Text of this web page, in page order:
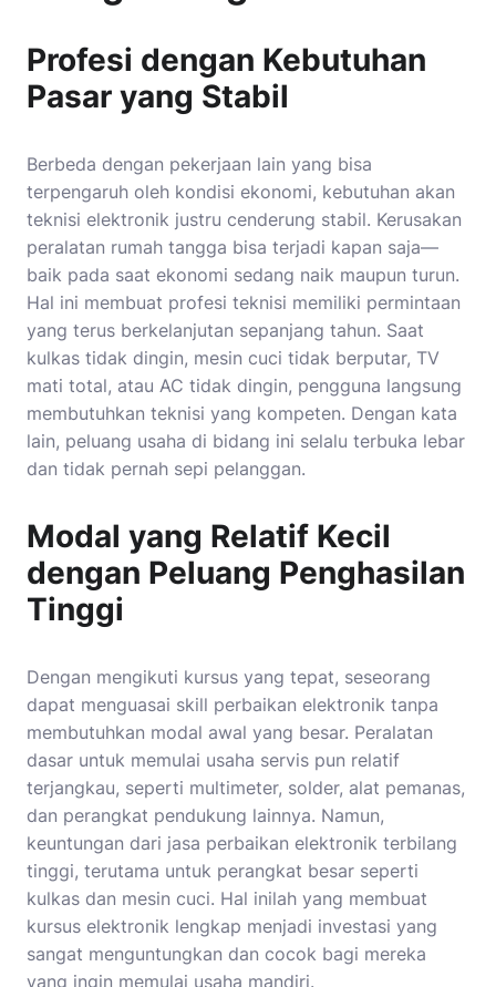
Profesi dengan Kebutuhan
Pasar yang Stabil
Berbeda dengan pekerjaan lain yang bisa
terpengaruh oleh kondisi ekonomi, kebutuhan akan
teknisi elektronik justru cenderung stabil. Kerusakan
peralatan rumah tangga bisa terjadi kapan saja—
baik pada saat ekonomi sedang naik maupun turun.
Hal ini membuat profesi teknisi memiliki permintaan
yang terus berkelanjutan sepanjang tahun. Saat
kulkas tidak dingin, mesin cuci tidak berputar, TV
mati total, atau AC tidak dingin, pengguna langsung
membutuhkan teknisi yang kompeten. Dengan kata
lain, peluang usaha di bidang ini selalu terbuka lebar
dan tidak pernah sepi pelanggan.
Modal yang Relatif Kecil
dengan Peluang Penghasilan
Tinggi
Dengan mengikuti kursus yang tepat, seseorang
dapat menguasai skill perbaikan elektronik tanpa
membutuhkan modal awal yang besar. Peralatan
dasar untuk memulai usaha servis pun relatif
terjangkau, seperti multimeter, solder, alat pemanas,
dan perangkat pendukung lainnya. Namun,
keuntungan dari jasa perbaikan elektronik terbilang
tinggi, terutama untuk perangkat besar seperti
kulkas dan mesin cuci. Hal inilah yang membuat
kursus elektronik lengkap menjadi investasi yang
sangat menguntungkan dan cocok bagi mereka
yang ingin memulai usaha mandiri.